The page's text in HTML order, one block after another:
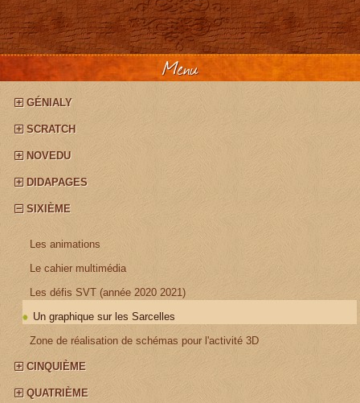
Menu
GÉNIALY
SCRATCH
NOVEDU
DIDAPAGES
SIXIÈME
Les animations
¤ Le cahier multimédia
¤ Les défis SVT (année 2020 2021)
Un graphique sur les Sarcelles
Zone de réalisation de schémas pour l'activité 3D
CINQUIÈME
QUATRIÈME